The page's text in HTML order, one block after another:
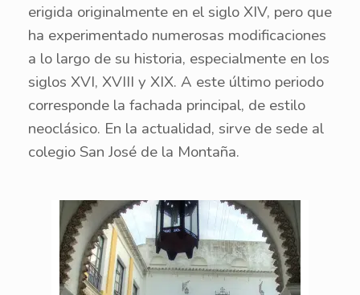
erigida originalmente en el siglo XIV, pero que
ha experimentado numerosas modificaciones
a lo largo de su historia, especialmente en los
siglos XVI, XVIII y XIX. A este último periodo
corresponde la fachada principal, de estilo
neoclásico. En la actualidad, sirve de sede al
colegio San José de la Montaña.